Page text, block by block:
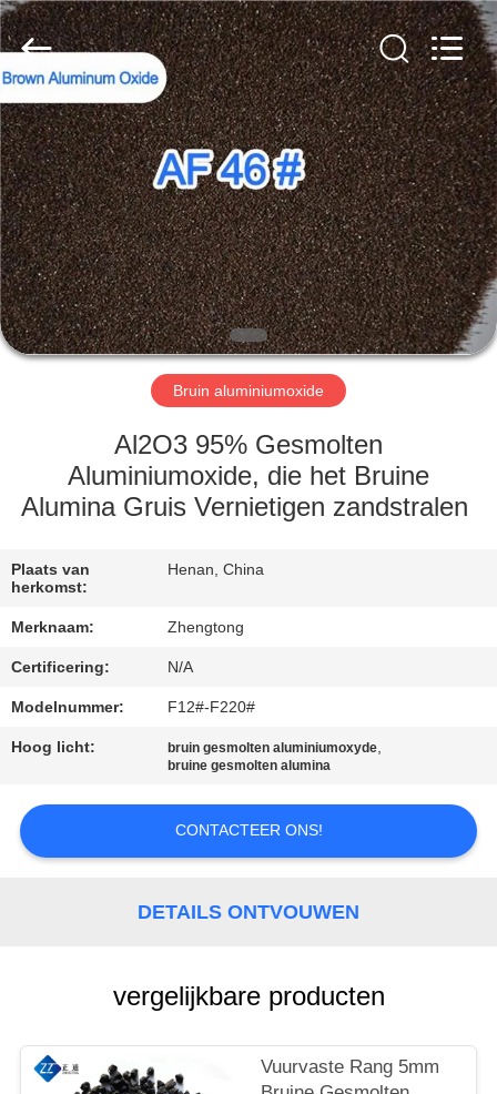
HUIS
PRODUCTEN
VIDEO'S
ONGEVEER
ONS
FABRIEKSREIS
KWALITEITSCONTROLE
CONTACTEER
NIEUWS
VERZOEK
CITAAT
Zhengzhou
Zhengtong
Abrasive
Import&Export
All
Rights
Reserved.
Bruin aluminiumoxide
Al2O3 95% Gesmolten
Aluminiumoxide, die het Bruine
Alumina Gruis Vernietigen zandstralen
Plaats van
herkomst:
Henan, China
Merknaam: Zhengtong
Certificering: N/A
Modelnummer: F12#-F220#
Hoog licht: bruin gesmolten aluminiumoxyde,
bruine gesmolten alumina
CONTACTEER ONS!
DETAILS ONTVOUWEN
vergelijkbare producten
Vuurvaste Rang 5mm